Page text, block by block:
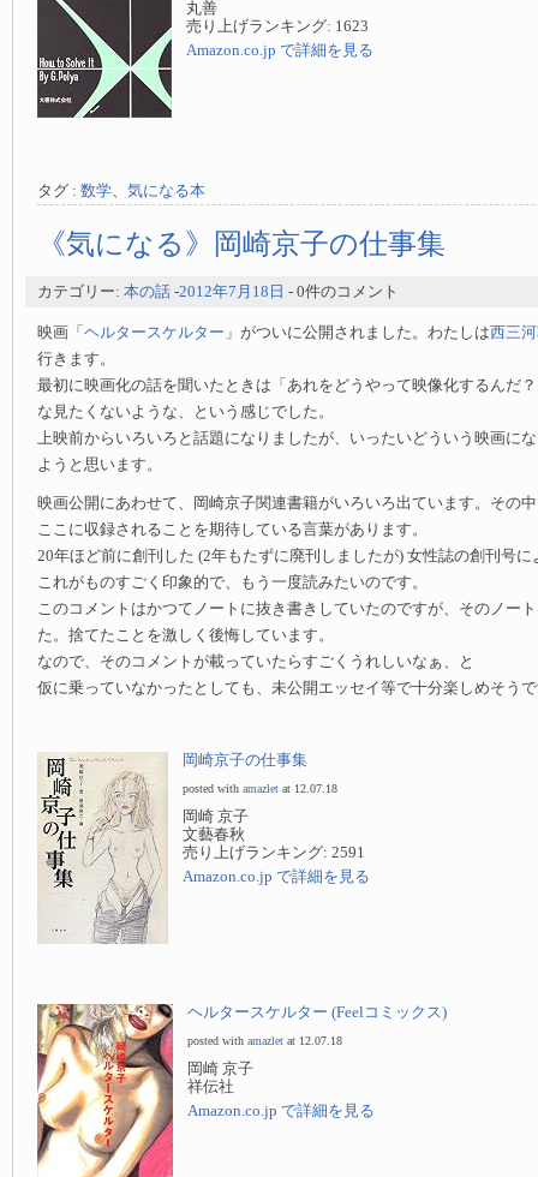
丸善
売り上げランキング: 1623
Amazon.co.jp で詳細を見る
タグ : 数学、 気になる本
《気になる》岡崎京子の仕事集
カテゴリー: 本の話 -2012年7月18日 - 0件のコメント
映画「 ヘルタースケルター 」がついに公開されました。わたしは西三
行きます。
最初に映画化の話を聞いたときは「あれをどうやって映像化するんだ
な見たくないような、という感じでした。
上映前からいろいろと話題になりましたが、いったいどういう映画に
ようと思います。
映画公開にあわせて、岡崎京子関連書籍がいろいろ出ています。その
ここに収録されることを期待している言葉があります。
20年ほど前に創刊した (2年もたずに廃刊しましたが) 女性誌の創刊号
これがものすごく印象的で、もう一度読みたいのです。
このコメントはかつてノートに抜き書きしていたのですが、そのノー
た。捨てたことを激しく後悔しています。
なので、そのコメントが載っていたらすごくうれしいなぁ、と
仮に乗っていなかったとしても、未公開エッセイ等で十分楽しめそう
岡崎京子の仕事集
posted with amazlet at 12.07.18
岡崎 京子
文藝春秋
売り上げランキング: 2591
Amazon.co.jp で詳細を見る
ヘルタースケルター (Feelコミックス)
posted with amazlet at 12.07.18
岡崎 京子
祥伝社
Amazon.co.jp で詳細を見る